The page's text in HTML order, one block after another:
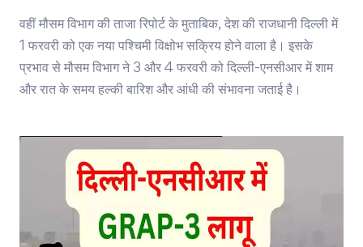
वहीं मौसम विभाग की ताजा रिपोर्ट के मुताबिक, देश की राजधानी दिल्ली में
1 फरवरी को एक नया पश्चिमी विक्षोभ सक्रिय होने वाला है। इसके
प्रभाव से मौसम विभाग ने 3 और 4 फरवरी को दिल्ली-एनसीआर में शाम
और रात के समय हल्की बारिश और आंधी की संभावना जताई है।